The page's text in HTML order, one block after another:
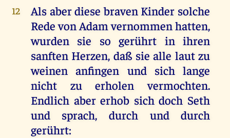
12
Als aber diese braven Kinder solche
Rede von Adam vernommen hatten,
wurden sie so gerührt in ihren
sanften Herzen, daß sie alle laut zu
weinen anfingen und sich lange
nicht zu erholen vermochten.
Endlich aber erhob sich doch Seth
und sprach, durch und durch
gerührt: